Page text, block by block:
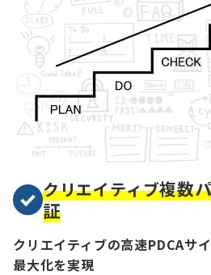
クリエイティブ複数
証
クリエイティブの高速PDCAサ
最大化を実現